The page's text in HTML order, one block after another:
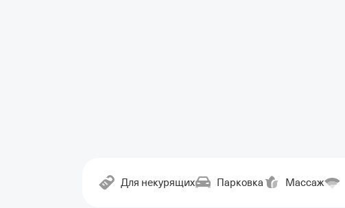
Для некурящих Парковка Массаж